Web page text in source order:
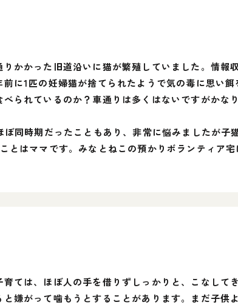
かかった旧道沿いに猫が繁殖していました。情報
に1匹の妊婦猫が捨てられたようで気の毒に思い
られているのか？車通りは多くはないですがかな
同時期だったこともあり、非常に悩みましたが子
とはママです。みなとねこの預かりボランティア
ては、ほぼ人の手を借りずしっかりと、こなして
嫌がって噛もうとすることがあります。まだ子供